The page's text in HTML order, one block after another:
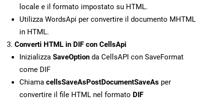
locale e il formato impostato su HTML.
Utilizza WordsApi per convertire il documento MHTML
in HTML.
Converti HTML in DIF con CellsApi
Inizializza SaveOption da CellsAPI con SaveFormat
come DIF
Chiama cellsSaveAsPostDocumentSaveAs per
convertire il file HTML nel formato DIF